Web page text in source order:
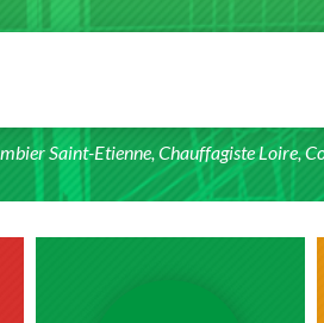
Saint-Etienne, Chauffagiste Loire,